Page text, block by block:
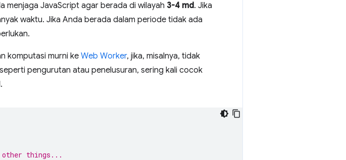
menjaga JavaScript agar berada di wilayah 3-4 md. Jika
waktu. Jika Anda berada dalam periode tidak ada
komputasi murni keWeb Worker, jika, misalnya, tidak
pengurutan atau penelusuran, sering kali cocok
other things...